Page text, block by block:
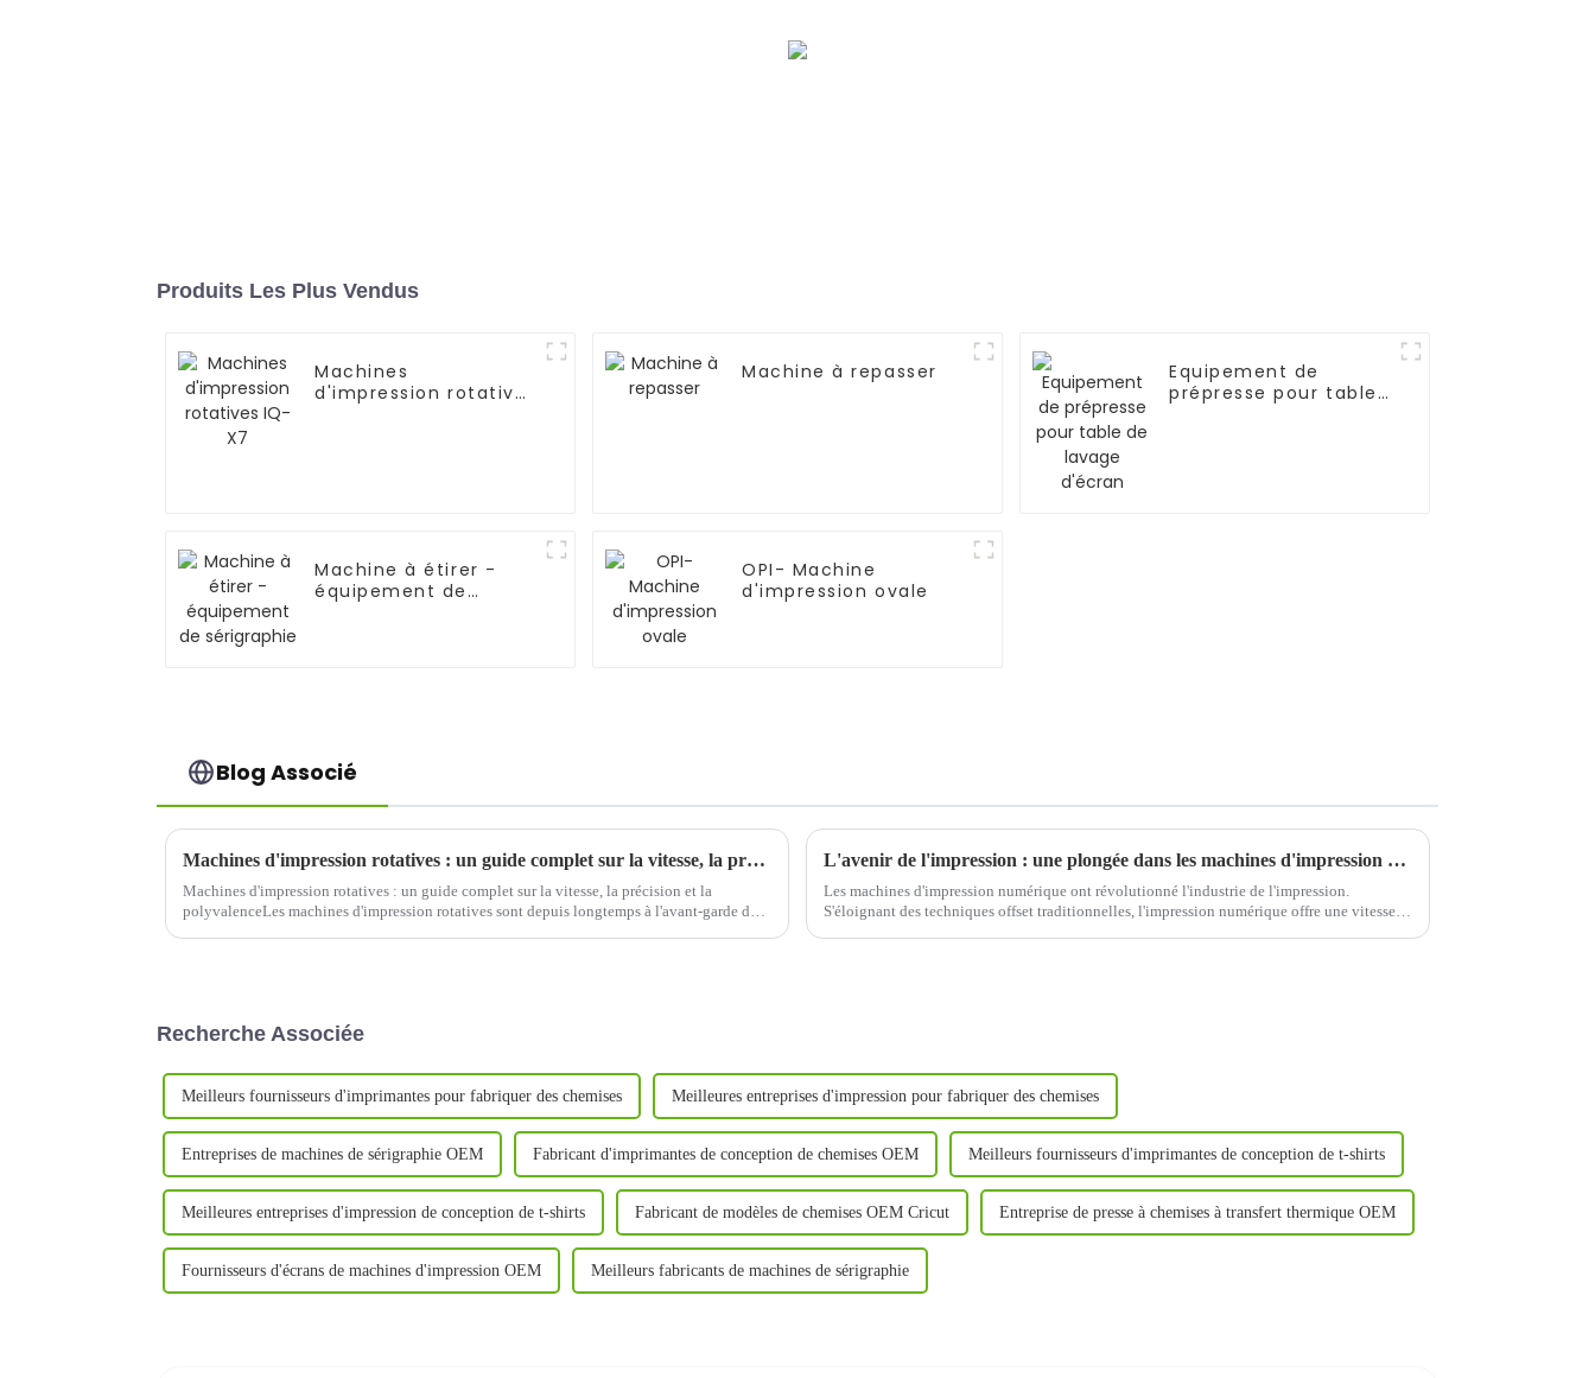
Produits Les Plus Vendus
Machines
d'impression rotatives
Machine à repasser
Equipement de
prépresse pour table
Machine à étirer -
équipement de
OPI- Machine
d'impression ovale
Blog Associé
Machines d'impression rotatives : un guide complet sur la vitesse, la précision et la polyvalence
Machines d'impression rotatives : un guide complet sur la vitesse, la précision et la
polyvalenceLes machines d'impression rotatives sont depuis longtemps à l'avant-garde de
L'avenir de l'impression : une plongée dans les machines d'impression numérique
Les machines d'impression numérique ont révolutionné l'industrie de l'impression.
S'éloignant des techniques offset traditionnelles, l'impression numérique offre une vitesse,
Recherche Associée
Meilleurs fournisseurs d'imprimantes pour fabriquer des chemises Meilleures entreprises d'impression pour fabriquer des chemises
Entreprises de machines de sérigraphie OEM Fabricant d'imprimantes de conception de chemises OEM Meilleurs fournisseurs d'imprimantes de conception de t-shirts
Meilleures entreprises d'impression de conception de t-shirts Fabricant de modèles de chemises OEM Cricut Entreprise de presse à chemises à transfert thermique OEM
Fournisseurs d'écrans de machines d'impression OEM Meilleurs fabricants de machines de sérigraphie